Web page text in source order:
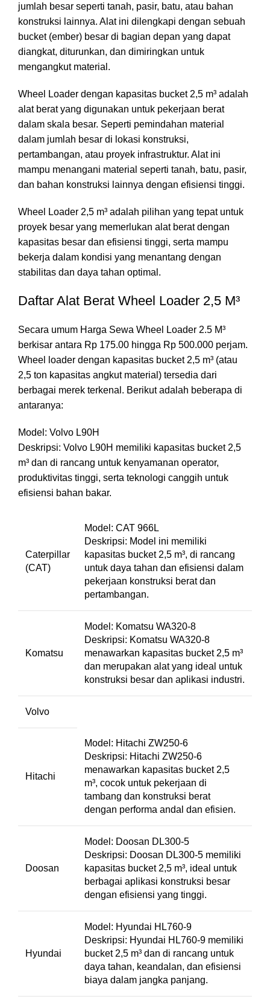
jumlah besar seperti tanah, pasir, batu, atau bahan
konstruksi lainnya. Alat ini dilengkapi dengan sebuah
bucket (ember) besar di bagian depan yang dapat
diangkat, diturunkan, dan dimiringkan untuk
mengangkut material.
Wheel Loader dengan kapasitas bucket 2,5 m³ adalah
alat berat yang digunakan untuk pekerjaan berat
dalam skala besar. Seperti pemindahan material
dalam jumlah besar di lokasi konstruksi,
pertambangan, atau proyek infrastruktur. Alat ini
mampu menangani material seperti tanah, batu, pasir,
dan bahan konstruksi lainnya dengan efisiensi tinggi.
Wheel Loader 2,5 m³ adalah pilihan yang tepat untuk
proyek besar yang memerlukan alat berat dengan
kapasitas besar dan efisiensi tinggi, serta mampu
bekerja dalam kondisi yang menantang dengan
stabilitas dan daya tahan optimal.
Daftar Alat Berat Wheel Loader 2,5 M³
Secara umum Harga Sewa Wheel Loader 2.5 M³
berkisar antara Rp 175.00 hingga Rp 500.000 perjam.
Wheel loader dengan kapasitas bucket 2,5 m³ (atau
2,5 ton kapasitas angkut material) tersedia dari
berbagai merek terkenal. Berikut adalah beberapa di
antaranya:
Model: Volvo L90H
Deskripsi: Volvo L90H memiliki kapasitas bucket 2,5
m³ dan di rancang untuk kenyamanan operator,
produktivitas tinggi, serta teknologi canggih untuk
efisiensi bahan bakar.
Caterpillar
(CAT)
Model: CAT 966L
Deskripsi: Model ini memiliki
kapasitas bucket 2,5 m³, di rancang
untuk daya tahan dan efisiensi dalam
pekerjaan konstruksi berat dan
pertambangan.
Komatsu
Model: Komatsu WA320-8
Deskripsi: Komatsu WA320-8
menawarkan kapasitas bucket 2,5 m³
dan merupakan alat yang ideal untuk
konstruksi besar dan aplikasi industri.
Volvo
Hitachi
Model: Hitachi ZW250-6
Deskripsi: Hitachi ZW250-6
menawarkan kapasitas bucket 2,5
m³, cocok untuk pekerjaan di
tambang dan konstruksi berat
dengan performa andal dan efisien.
Doosan
Model: Doosan DL300-5
Deskripsi: Doosan DL300-5 memiliki
kapasitas bucket 2,5 m³, ideal untuk
berbagai aplikasi konstruksi besar
dengan efisiensi yang tinggi.
Hyundai
Model: Hyundai HL760-9
Deskripsi: Hyundai HL760-9 memiliki
bucket 2,5 m³ dan di rancang untuk
daya tahan, keandalan, dan efisiensi
biaya dalam jangka panjang.